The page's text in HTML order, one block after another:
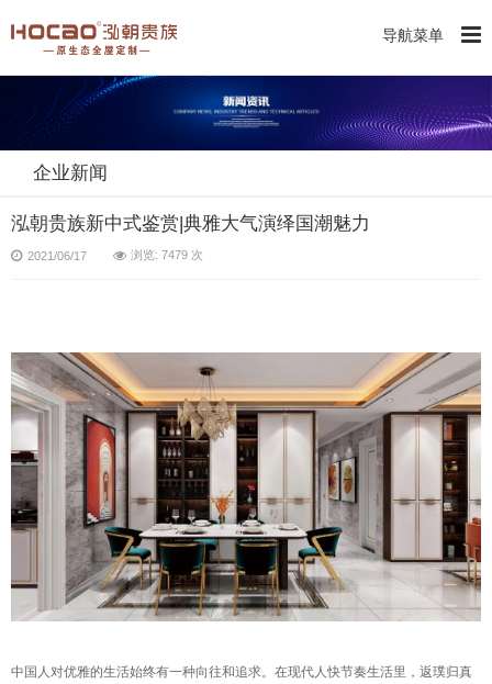
导航菜单
企业新闻
泓朝贵族新中式鉴赏|典雅大气演绎国潮魅力
2021/06/17 浏览: 7479 次
中国人对优雅的生活始终有一种向往和追求。在现代人快节奏生活里，返璞归真